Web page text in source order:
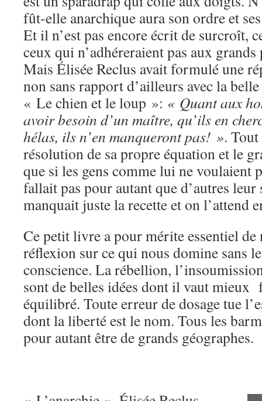
fût-elle anarchique aura son ordre et
Et il n’est pas encore écrit de surcroît,
ceux qui n’adhéreraient pas aux
Mais Élisée Reclus avait formulé une
non sans rapport d’ailleurs avec la
« Le chien et le loup »: « Quant aux
avoir besoin d’un maître, qu’ils en
hélas, ils n’en manqueront pas! ».
résolution de sa propre équation et le
que si les gens comme lui ne voulaient
fallait pas pour autant que d’autres
manquait juste la recette et on l’attend
Ce petit livre a pour mérite essentiel
réflexion sur ce qui nous domine sans
conscience. La rébellion,
sont de belles idées dont il vaut mieux
équilibré. Toute erreur de dosage tue
dont la liberté est le nom. Tous les
pour autant être de grands géographes.